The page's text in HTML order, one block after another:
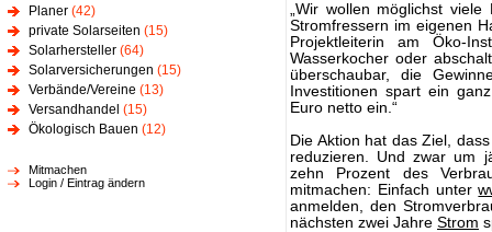
Planer (42)
private Solarseiten (15)
Solarhersteller (64)
Solarversicherungen (15)
Verbände/Vereine (13)
Versandhandel (15)
Ökologisch Bauen (12)
Mitmachen
Login / Eintrag ändern
„Wir wollen möglichst
Stromfressern im eigenen
Projektleiterin am Öko-
Wasserkocher oder
überschaubar, die
Investitionen spart ein
Euro netto ein.“
Die Aktion hat das Ziel,
reduzieren. Und zwar um
zehn Prozent des
mitmachen: Einfach unter
anmelden, den
nächsten zwei Jahre Strom